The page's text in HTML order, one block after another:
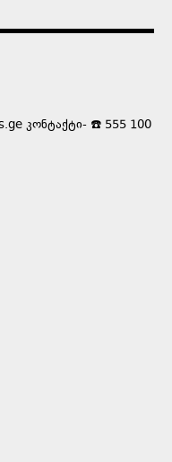
კონტაქტი- ☎️ 555 100